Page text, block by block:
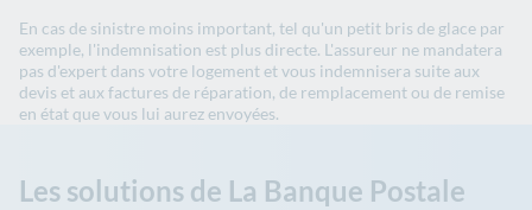
En cas de sinistre moins important, tel qu'un petit bris de glace par
exemple, l'indemnisation est plus directe. L'assureur ne mandatera
pas d'expert dans votre logement et vous indemnisera suite aux
devis et aux factures de réparation, de remplacement ou de remise
en état que vous lui aurez envoyées.
Les solutions de La Banque Postale